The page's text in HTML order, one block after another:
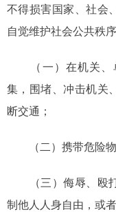
不得损害国家、社会
自觉维护社会公共秩
（一）在机关、
集，围堵、冲击机关
断交通；
（二）携带危险物
（三）侮辱、殴打
制他人人身自由，或